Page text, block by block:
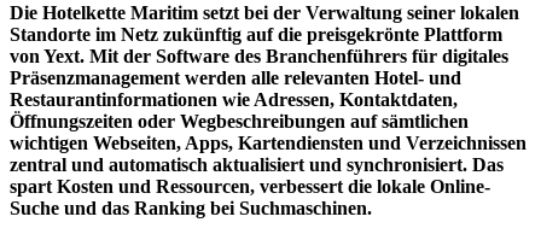
Die Hotelkette Maritim setzt bei der Verwaltung seiner lokalen
Standorte im Netz zukünftig auf die preisgekrönte Plattform
von Yext. Mit der Software des Branchenführers für digitales
Präsenzmanagement werden alle relevanten Hotel- und
Restaurantinformationen wie Adressen, Kontaktdaten,
Öffnungszeiten oder Wegbeschreibungen auf sämtlichen
wichtigen Webseiten, Apps, Kartendiensten und Verzeichnissen
zentral und automatisch aktualisiert und synchronisiert. Das
spart Kosten und Ressourcen, verbessert die lokale Online-
Suche und das Ranking bei Suchmaschinen.